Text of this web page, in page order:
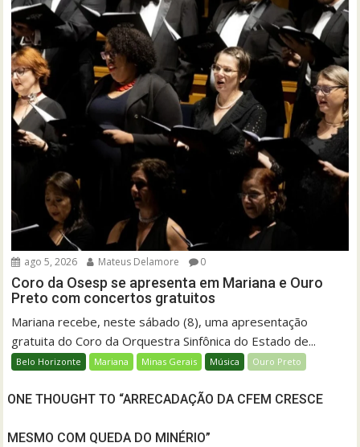
ago 5, 2026 Mateus Delamore 0
Coro da Osesp se apresenta em Mariana e Ouro
Preto com concertos gratuitos
Mariana recebe, neste sábado (8), uma apresentação
gratuita do Coro da Orquestra Sinfônica do Estado de...
Belo Horizonte Mariana Minas Gerais Música Ouro Preto
ONE THOUGHT TO “ARRECADAÇÃO DA CFEM CRESCE
MESMO COM QUEDA DO MINÉRIO”